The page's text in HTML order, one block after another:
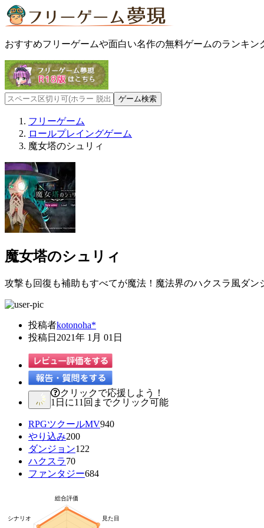
おすすめフリーゲームや面白い名作の無料ゲームのランキン
フリーゲーム
ロールプレイングゲーム
魔女塔のシュリィ
魔女塔のシュリィ
攻撃も回復も補助もすべてが魔法！魔法界のハクスラ風ダン
投稿者kotonoha*
投稿日 2021年 1月 01日
クリックで応援しよう！
1日に11回までクリック可能
RPGツクールMV940
やり込み200
ダンジョン122
ハクスラ70
ファンタジー684